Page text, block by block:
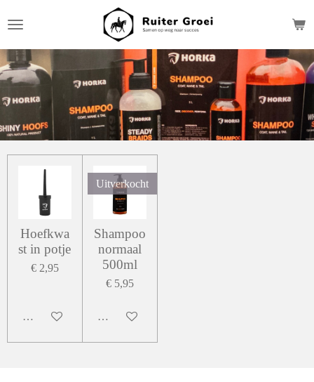
direct
naar
de
hoofdinhoud
Hoefkwa
st in potje
€ 2,95
In winkelwagen
Uitverkocht
Shampoo
normaal
500ml
€ 5,95
Houd mij op de hoogte